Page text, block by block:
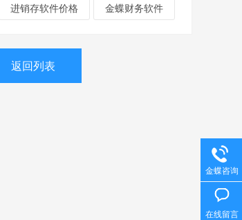
进销存软件价格 金蝶财务软件
返回列表
金蝶咨询
在线留言